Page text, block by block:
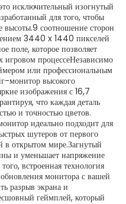
исключительный изогнутый
для того, чтобы
соотношение сторон
3440 x 1440 пикселей
поле, которое позволяет
игровом процессеНезависимо
или профессиональным
монитор высокого
изображения с 16,7
что каждая деталь
и точностью цветов.
идеально подходит для
шутеров от первого
открытом мире.Загнутый
и уменьшает напряжение
встроенная технология
монитора с вашей
разрыв экрана и
геймплей, который